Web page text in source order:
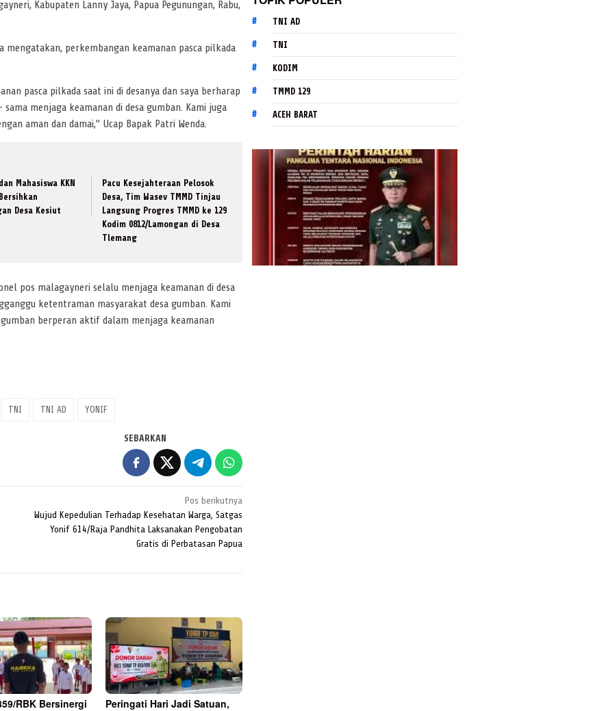
Kabupaten Lanny Jaya, Papua Pegunungan, Rabu,
perkembangan keamanan pasca pilkada
pasca pilkada saat ini di desanya dan saya berharap
menjaga keamanan di desa gumban. Kami juga
aman dan damai,” Ucap Bapak Patri Wenda.
Mahasiswa KKN
Desa Kesiut
​Pacu Kesejahteraan Pelosok
Desa, Tim Wasev TMMD Tinjau
Langsung Progres TMMD ke 129
Kodim 0812/Lamongan di Desa
Tlemang
pos malagayneri selalu menjaga keamanan di desa
ketentraman masyarakat desa gumban. Kami
berperan aktif dalam menjaga keamanan
TNI TNI AD YONIF
SEBARKAN
Pos berikutnya
Wujud Kepedulian Terhadap Kesehatan Warga, Satgas
Yonif 614/Raja Pandhita Laksanakan Pengobatan
Gratis di Perbatasan Papua
RBK Bersinergi
Peringati Hari Jadi Satuan,
TNI AD
TNI
KODIM
TMMD 129
ACEH BARAT